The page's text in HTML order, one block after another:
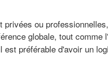
ou
globale, tout comme
préférable d'avoir un